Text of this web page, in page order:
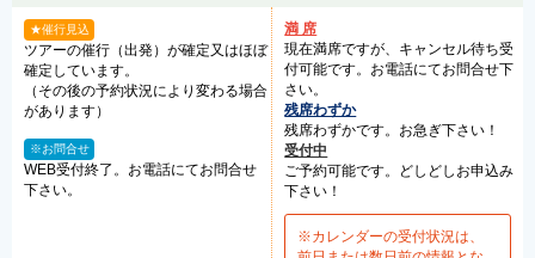
★催行見込
ツアーの催行（出発）が確定又はほぼ
確定しています。
（その後の予約状況により変わる場合
があります）
※お問合せ
WEB受付終了。お電話にてお問合せ
下さい。
満 席
現在満席ですが、キャンセル待ち受
付可能です。お電話にてお問合せ下
さい。
残席わずか
残席わずかです。お急ぎ下さい！
受付中
ご予約可能です。どしどしお申込み
下さい！
※カレンダーの受付状況は、